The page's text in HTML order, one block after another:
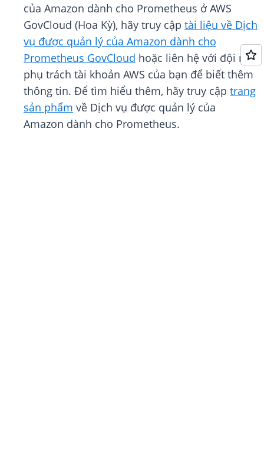
của Amazon dành cho Prometheus ở AWS
GovCloud (Hoa Kỳ), hãy truy cập tài liệu về Dịch
vụ được quản lý của Amazon dành cho
Prometheus GovCloud hoặc liên hệ với đội ngũ
phụ trách tài khoản AWS của bạn để biết thêm
thông tin. Để tìm hiểu thêm, hãy truy cập trang
sản phẩm về Dịch vụ được quản lý của
Amazon dành cho Prometheus.